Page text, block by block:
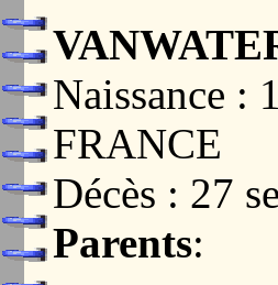
Naissance :
FRANCE
Décès : 27
Parents: